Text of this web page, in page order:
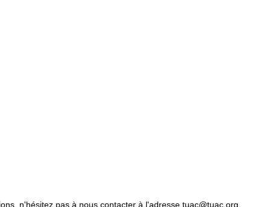
n'hésitez pas à nous contacter à l'adresse tuac@tuac.org.